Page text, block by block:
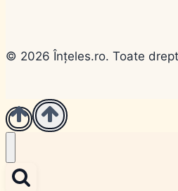
© 2026 Înțeles.ro. Toate